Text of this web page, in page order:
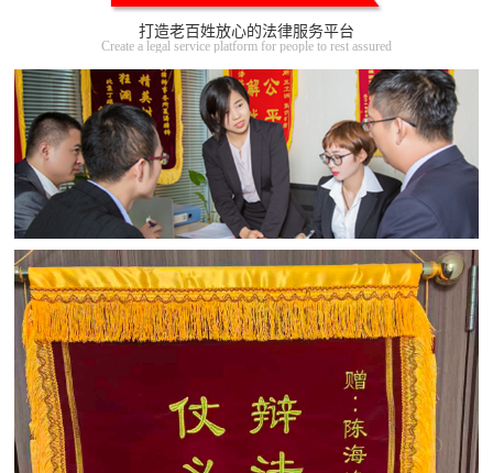
打造老百姓放心的法律服务平台
Create a legal service platform for people to rest assured